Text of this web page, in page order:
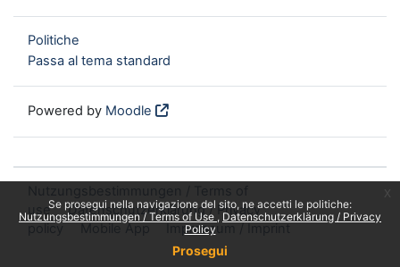
Se prosegui nella navigazione del sito, ne accetti le politiche:
Nutzungsbestimmungen / Terms of Use
Datenschutzerklärung / Privacy
Policy
Prosegui
Politiche
Passa al tema standard
Powered by Moodle
use
Datenschutzerklärung / Privacy
policy
Mobile App Impressum / Imprint